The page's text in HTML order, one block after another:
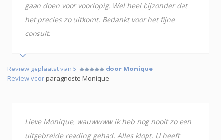
gaan doen voor voorlopig. Wel heel bijzonder dat
het precies zo uitkomt. Bedankt voor het fijne
consult.
Review geplaatst van 5
door Monique
Review voorparagnoste Monique
Lieve Monique, wauwwww ik heb nog nooit zo een
uitgebreide reading gehad. Alles klopt. U heeft